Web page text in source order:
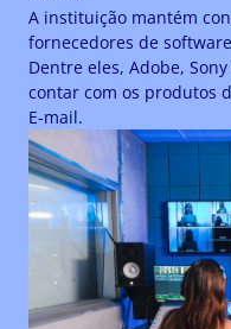
A instituição mantém
fornecedores de
Dentre eles, Adobe,
contar com os produtos
E-mail.